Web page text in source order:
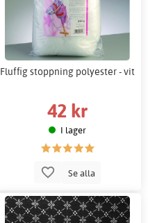
Fluffig stoppning polyester - vit
42 kr
I lager
Se alla